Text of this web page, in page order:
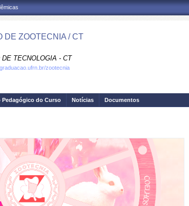
DE ZOOTECNIA / CT
DE TECNOLOGIA - CT
zootecnia
Pedagógico do Curso Notícias Documentos